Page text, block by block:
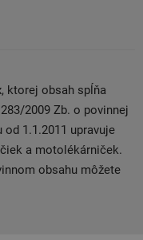
ktorej obsah spĺňa
2009 Zb. o povinnej
1.1.2011 upravuje
a motolékárniček.
obsahu môžete